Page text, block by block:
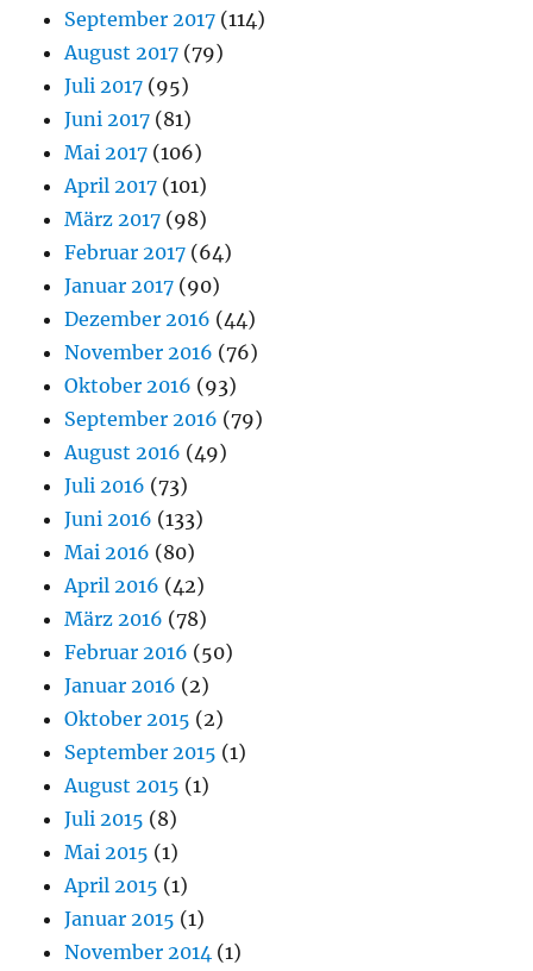
September 2017 (114)
August 2017 (79)
Juli 2017 (95)
Juni 2017 (81)
Mai 2017 (106)
April 2017 (101)
März 2017 (98)
Februar 2017 (64)
Januar 2017 (90)
Dezember 2016 (44)
November 2016 (76)
Oktober 2016 (93)
September 2016 (79)
August 2016 (49)
Juli 2016 (73)
Juni 2016 (133)
Mai 2016 (80)
April 2016 (42)
März 2016 (78)
Februar 2016 (50)
Januar 2016 (2)
Oktober 2015 (2)
September 2015 (1)
August 2015 (1)
Juli 2015 (8)
Mai 2015 (1)
April 2015 (1)
Januar 2015 (1)
November 2014 (1)